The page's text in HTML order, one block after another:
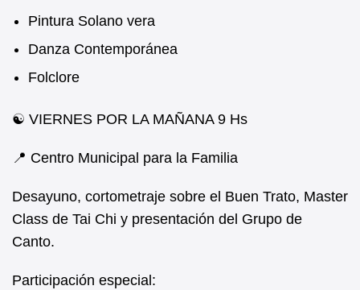
Pintura Solano vera
Danza Contemporánea
Folclore
☯️ VIERNES POR LA MAÑANA 9 Hs
📍 Centro Municipal para la Familia
Desayuno, cortometraje sobre el Buen Trato, Master
Class de Tai Chi y presentación del Grupo de
Canto.
Participación especial: